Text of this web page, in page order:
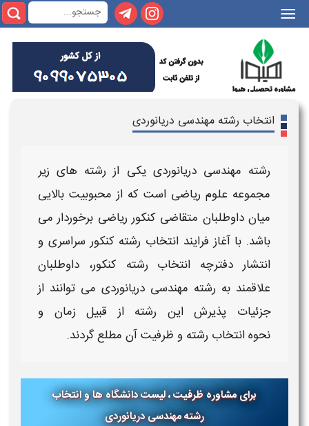
|||
انتخاب رشته مهندسی دریانوردی
رشته مهندسی دریانوردی ​یکی از رشته های زیر
مجموعه علوم ریاضی است که از محبوبیت بالایی
میان داوطلبان متقاضی کنکور ریاضی برخوردار می
باشد. با آغاز فرایند انتخاب رشته کنکور سراسری و
انتشار دفترچه انتخاب رشته کنکور، داوطلبان
علاقمند به رشته مهندسی دریانوردی ​ می توانند از
جزئیات پذیرش این رشته از قبیل زمان و
نحوهانتخاب رشته و ظرفیتآن مطلع گردند.
برای مشاوره ظرفیت ، لیست دانشگاه ها و انتخاب
رشته مهندسی دریانوردی